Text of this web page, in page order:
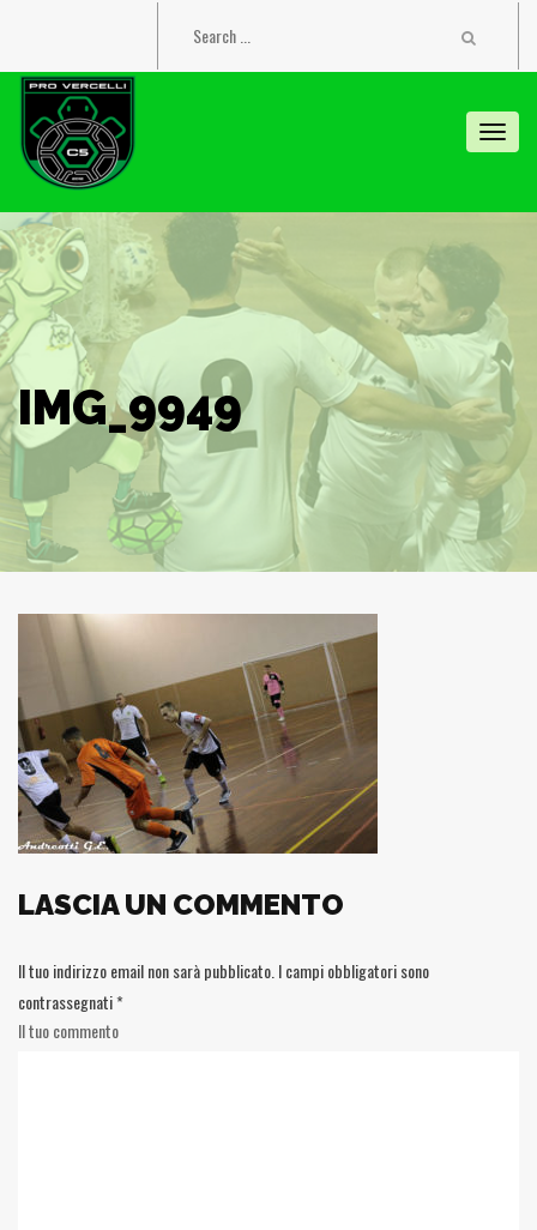
IMG_9949
LASCIA UN COMMENTO
Il tuo indirizzo email non sarà pubblicato. I campi obbligatori sono
contrassegnati*
Il tuo commento